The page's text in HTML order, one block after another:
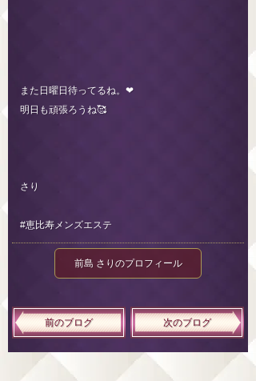
また日曜日待ってるね。❤︎
明日も頑張ろうね🥰
さり
#恵比寿メンズエステ
前島 さりのプロフィール
前のブログ 次のブログ